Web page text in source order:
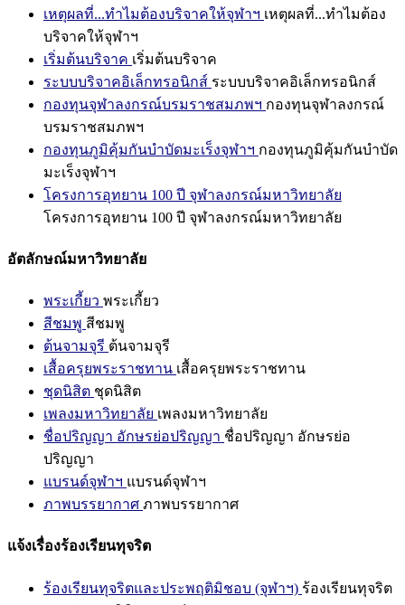
เหตุผลที่...ทำไมต้องบริจาคให้จุฬาฯ เหตุผลที่...ทำไมต้อง
บริจาคให้จุฬาฯ
เริ่มต้นบริจาค เริ่มต้นบริจาค
ระบบบริจาคอิเล็กทรอนิกส์ ระบบบริจาคอิเล็กทรอนิกส์
กองทุนจุฬาลงกรณ์บรมราชสมภพฯ กองทุนจุฬาลงกรณ์
บรมราชสมภพฯ
กองทุนภูมิคุ้มกันบำบัดมะเร็งจุฬาฯ กองทุนภูมิคุ้มกันบำบัด
มะเร็งจุฬาฯ
โครงการอุทยาน 100 ปี จุฬาลงกรณ์มหาวิทยาลัย
โครงการอุทยาน 100 ปี จุฬาลงกรณ์มหาวิทยาลัย
อัตลักษณ์มหาวิทยาลัย
พระเกี้ยว พระเกี้ยว
สีชมพู สีชมพู
ต้นจามจุรี ต้นจามจุรี
เสื้อครุยพระราชทาน เสื้อครุยพระราชทาน
ชุดนิสิต ชุดนิสิต
เพลงมหาวิทยาลัย เพลงมหาวิทยาลัย
ชื่อปริญญา อักษรย่อปริญญา ชื่อปริญญา อักษรย่อ
ปริญญา
แบรนด์จุฬาฯ แบรนด์จุฬาฯ
ภาพบรรยากาศ ภาพบรรยากาศ
แจ้งเรื่องร้องเรียนทุจริต
ร้องเรียนทุจริตและประพฤติมิชอบ (จุฬาฯ) ร้องเรียนทุจริต